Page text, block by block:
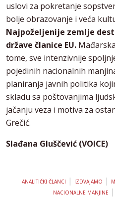
uslovi za pokretanje
bolje obrazovanje i veća
Najpoželjenije zemlje
države članice EU.
tome, sve intenzivnije
pojedinih nacionalnih
planiranja javnih politika
skladu sa poštovanjima
jačanju veza i motiva za
Grečić.
Slađana Gluščević (VOICE)
ANALITIČKI ČLANCI | IZDVAJAMO |
NACIONALNE MANJINE |